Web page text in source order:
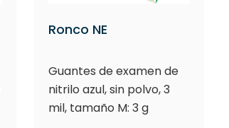
Ronco NE
Guantes de examen de
nitrilo azul, sin polvo, 3
mil, tamaño M: 3 g